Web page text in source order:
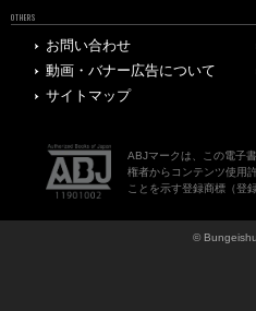
OTHERS
お問い合わせ
動画・バナー広告について
サイトマップ
ABJマークは、この電子
権者からコンテンツ使用
ことを示す登録商標（登
©